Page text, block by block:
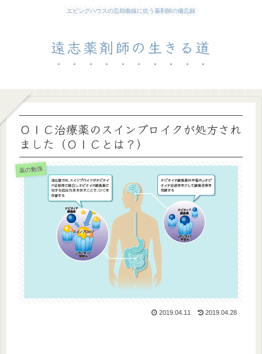
エビングハウスの忘却曲線に抗う薬剤師の備忘録
遠志薬剤師の生きる道
ＯＩＣ治療薬のスインプロイクが処方され
ました（ＯＩＣとは？）
薬の勉強
2019.04.11 2019.04.28